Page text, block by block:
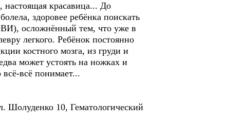
настоящая красавица... До
здоровее ребёнка поискать
осложнённый тем, что уже в
легкого. Ребёнок постоянно
костного мозга, из груди и
может устоять на ножках и
всё-всё понимает...
Шолуденко 10, Гематологический